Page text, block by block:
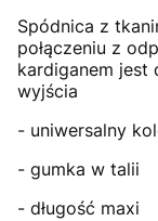
Spódnica z
połączeniu z
kardiganem jest
wyjścia
- uniwersalny
- gumka w talii
- długość maxi